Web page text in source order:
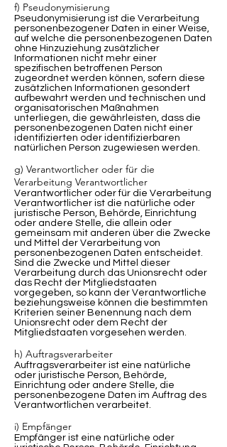
f) Pseudonymisierung
Pseudonymisierung ist die Verarbeitung
personenbezogener Daten in einer Weise,
auf welche die personenbezogenen Daten
ohne Hinzuziehung zusätzlicher
Informationen nicht mehr einer
spezifischen betroffenen Person
zugeordnet werden können, sofern diese
zusätzlichen Informationen gesondert
aufbewahrt werden und technischen und
organisatorischen Maßnahmen
unterliegen, die gewährleisten, dass die
personenbezogenen Daten nicht einer
identifizierten oder identifizierbaren
natürlichen Person zugewiesen werden.
g) Verantwortlicher oder für die
Verarbeitung Verantwortlicher
Verantwortlicher oder für die Verarbeitung
Verantwortlicher ist die natürliche oder
juristische Person, Behörde, Einrichtung
oder andere Stelle, die allein oder
gemeinsam mit anderen über die Zwecke
und Mittel der Verarbeitung von
personenbezogenen Daten entscheidet.
Sind die Zwecke und Mittel dieser
Verarbeitung durch das Unionsrecht oder
das Recht der Mitgliedstaaten
vorgegeben, so kann der Verantwortliche
beziehungsweise können die bestimmten
Kriterien seiner Benennung nach dem
Unionsrecht oder dem Recht der
Mitgliedstaaten vorgesehen werden.
h) Auftragsverarbeiter
Auftragsverarbeiter ist eine natürliche
oder juristische Person, Behörde,
Einrichtung oder andere Stelle, die
personenbezogene Daten im Auftrag des
Verantwortlichen verarbeitet.
i) Empfänger
Empfänger ist eine natürliche oder